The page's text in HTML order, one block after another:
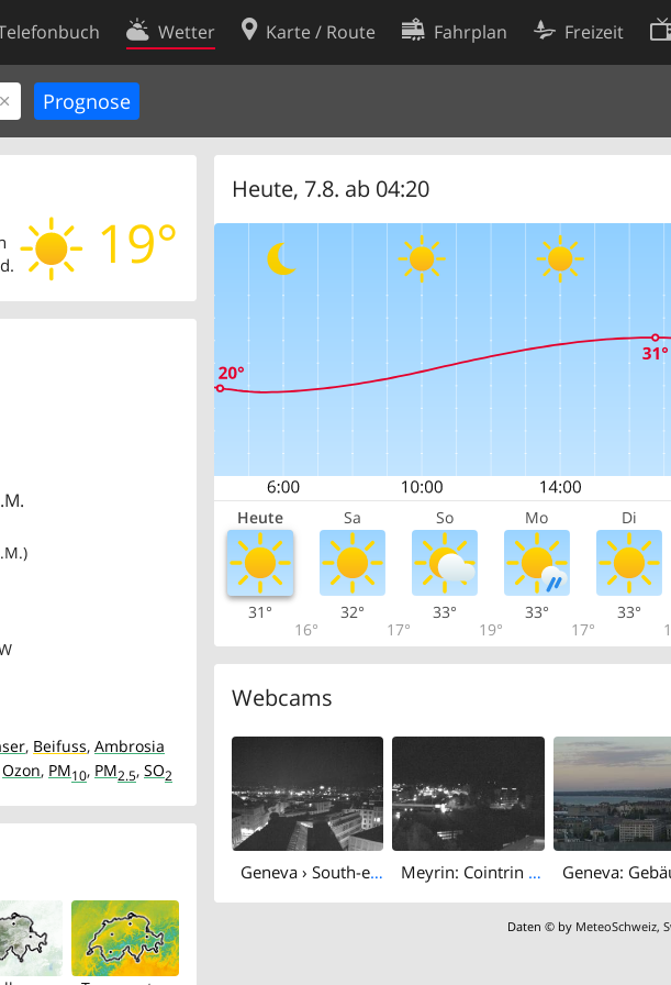
Wetter Karte / Route Fahrplan Freizeit
19°
, Beifuss, Ambrosia
Ozon, PM10, PM2.5, SO2
Heute, 7.8. ab 04:20
Heute Sa So Mo Di
31°
16°
32°
17°
33°
19°
33°
17°
33°
Webcams
Geneva › South-east: HEPIA Meyrin: Cointrin › North-east: Route de l'Aéroport
Daten © by MeteoSchweiz,
Kontakt
Nutzungsbedingungen
Cookie-Einstellungen